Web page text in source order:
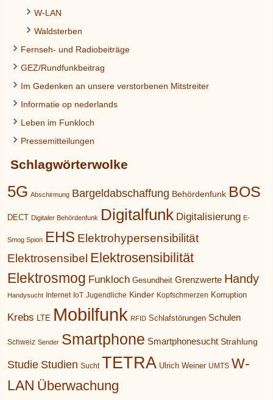
W-LAN
Waldsterben
Fernseh- und Radiobeiträge
GEZ/Rundfunkbeitrag
Im Gedenken an unsere verstorbenen Mitstreiter
Informatie op nederlands
Leben im Funkloch
Pressemitteilungen
Schlagwörterwolke
5G Abschirmung Bargeldabschaffung Behördenfunk BOS
DECT Digitaler Behördenfunk Digitalfunk Digitalisierung E-
Smog Spion EHS Elektrohypersensibilität
Elektrosensibel Elektrosensibilität
Elektrosmog Funkloch Gesundheit Grenzwerte Handy
Handysucht Internet IoT Jugendliche Kinder Kopfschmerzen Korruption
Krebs LTE Mobilfunk RFID Schlafstörungen Schulen
Schweiz Sender Smartphone Smartphonesucht Strahlung
Studie Studien Sucht TETRA Ulrich Weiner UMTS W-
LAN Überwachung